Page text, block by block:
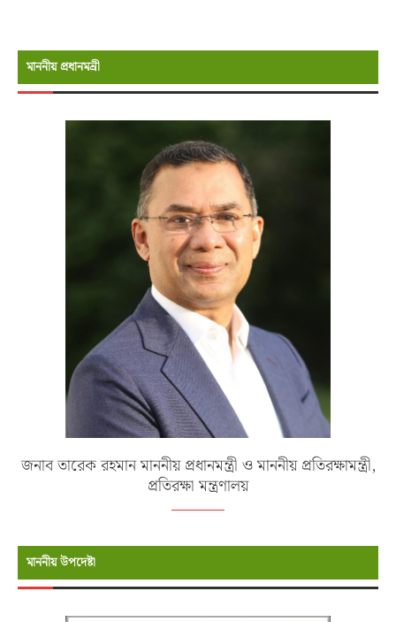
মাননীয় প্রধানমন্রী
জনাব তারেক রহমান মাননীয় প্রধানমন্ত্রী ও মাননীয় প্রতিরক্ষামন্ত্রী,
প্রতিরক্ষা মন্ত্রণালয়
মাননীয় উপদেষ্টা